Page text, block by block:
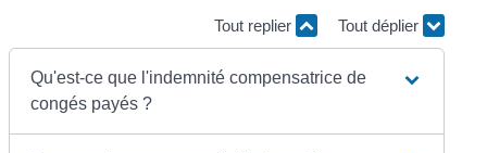
Tout replier Tout déplier
Qu'est-ce que l'indemnité compensatrice de
congés payés ?